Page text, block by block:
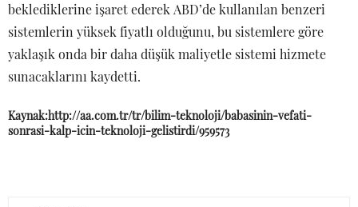
beklediklerine işaret ederek ABD’de kullanılan benzeri
sistemlerin yüksek fiyatlı olduğunu, bu sistemlere göre
yaklaşık onda bir daha düşük maliyetle sistemi hizmete
sunacaklarını kaydetti.
Kaynak:http://aa.com.tr/tr/bilim-teknoloji/babasinin-vefati-
sonrasi-kalp-icin-teknoloji-gelistirdi/959573